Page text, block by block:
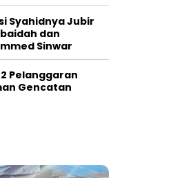
Syahidnya Jubir
dan
Sinwar
Pelanggaran
Gencatan